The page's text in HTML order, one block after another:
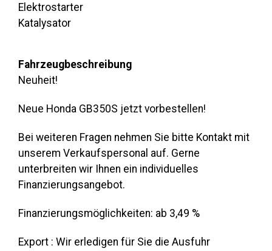
Elektrostarter
Katalysator
Fahrzeugbeschreibung
Neuheit!
Neue Honda GB350S jetzt vorbestellen!
Bei weiteren Fragen nehmen Sie bitte Kontakt mit
unserem Verkaufspersonal auf. Gerne
unterbreiten wir Ihnen ein individuelles
Finanzierungsangebot.
Finanzierungsmöglichkeiten: ab 3,49 %
Export : Wir erledigen für Sie die Ausfuhr